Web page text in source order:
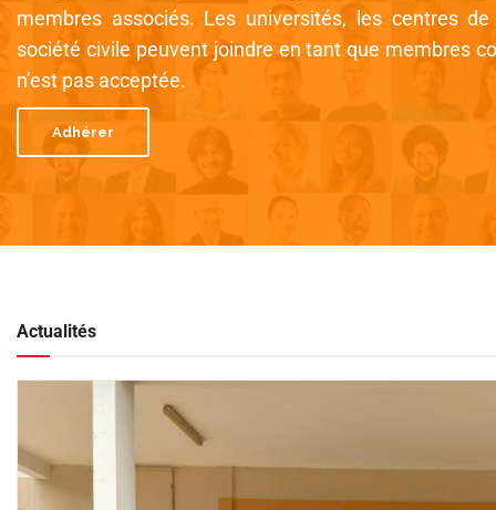
membres associés. Les universités, les centres
société civile peuvent joindre en tant que membres
n’est pas acceptée.
Adhérer
Actualités